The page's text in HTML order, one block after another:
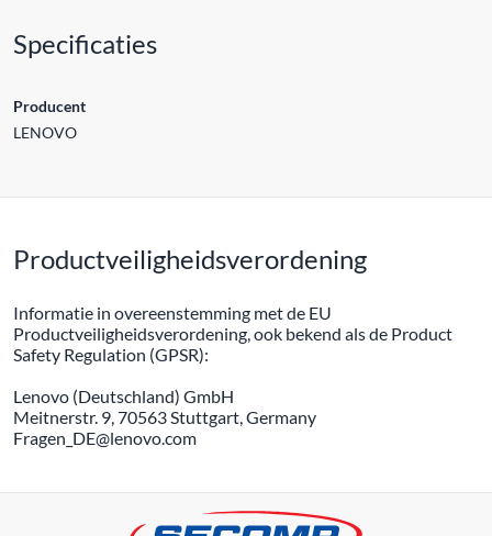
Specificaties
Producent
LENOVO
Productveiligheidsverordening
Informatie in overeenstemming met de EU
Productveiligheidsverordening, ook bekend als de Product
Safety Regulation (GPSR):
Lenovo (Deutschland) GmbH
Meitnerstr. 9, 70563 Stuttgart, Germany
Fragen_DE@lenovo.com